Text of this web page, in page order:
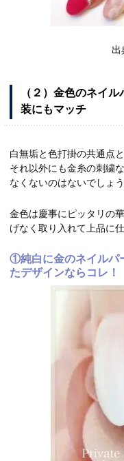
（２）金色のネイ
装にもマッチ
白無垢と色打掛の共通点
それ以外にも金糸の刺繍
なくないのはないでしょう
金色は慶事にピッタリの
げなく取り入れて上品に
①純白に金のネイルパ
たデザインならコレ！